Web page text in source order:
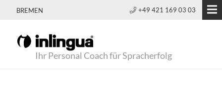
BREMEN +49 421 169 03 03
Ihr Personal Coach für Spracherfolg